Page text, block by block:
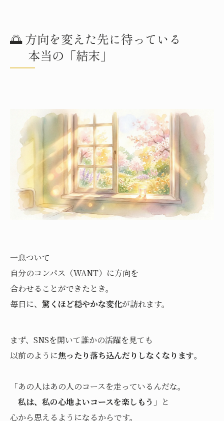
🌅 方向を変えた先に待っている
本当の「結末」
一息ついて
自分のコンパス（WANT）に方向を
合わせることができたとき。
毎日に、 驚くほど穏やかな変化が訪れます。
まず、SNSを開いて誰かの活躍を見ても
以前のように焦ったり落ち込んだりしなくなります。
「あの人はあの人のコースを走っているんだな。
私は、私の心地よいコースを楽しもう 」と
心から思えるようになるからです。